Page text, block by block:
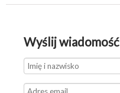
Wyślij wiadomość